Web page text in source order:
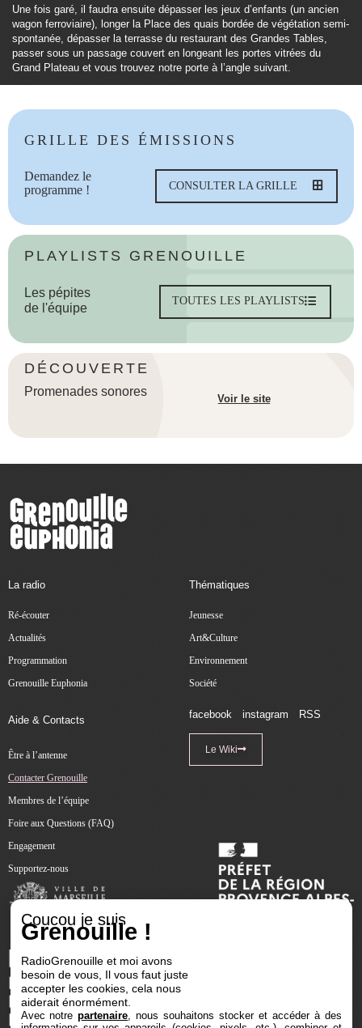
Une fois garé, il faudra ensuite dépasser les jeux d’enfants (un ancien
wagon ferroviaire), longer la Place des quais bordée de végétation semi-
spontanée, dépasser la terrasse du restaurant des Grandes Tables,
passer sous un passage couvert en longeant les portes vitrées du
Grand Plateau et vous trouvez notre porte à l’angle suivant.
GRILLE DES ÉMISSIONS
Demandez le
programme !
CONSULTER LA GRILLE
PLAYLISTS GRENOUILLE
Les pépites
de l'équipe
TOUTES LES PLAYLISTS
DÉCOUVERTE
Promenades sonores
Voir le site
La radio
Ré-écouter
Actualités
Programmation
Grenouille Euphonia
Thématiques
Jeunesse
Art&Culture
Environnement
Société
Aide & Contacts
Être à l’antenne
Contacter Grenouille
Membres de l’équipe
Foire aux Questions (FAQ)
Engagement
Supportez-nous
facebook instagram RSS
Le Wiki
Coucou je suis
Grenouille !
RadioGrenouille et moi avons
besoin de vous, Il vous faut juste
accepter les cookies, cela nous
aiderait énormément.
Avec notrepartenaire , nous souhaitons stocker et accéder à des